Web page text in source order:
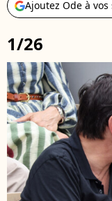
Ajoutez Ode à
1/26